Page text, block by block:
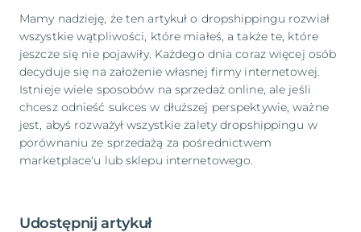
Mamy nadzieję, że ten artykuł o dropshippingu rozwiał
wszystkie wątpliwości, które miałeś, a także te, które
jeszcze się nie pojawiły. Każdego dnia coraz więcej osób
decyduje się na założenie własnej firmy internetowej.
Istnieje wiele sposobów na sprzedaż online, ale jeśli
chcesz odnieść sukces w dłuższej perspektywie, ważne
jest, abyś rozważył wszystkie zalety dropshippingu w
porównaniu ze sprzedażą za pośrednictwem
marketplace'u lub sklepu internetowego.
Udostępnij artykuł